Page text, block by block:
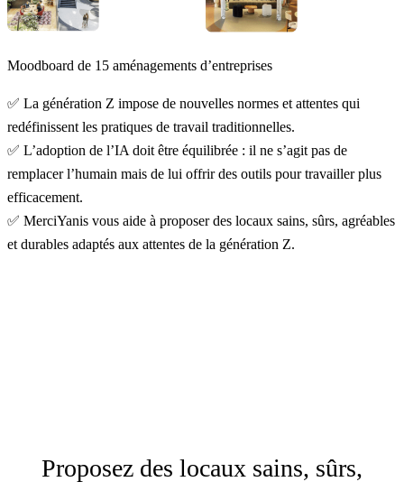
Moodboard de 15 aménagements d’entreprises
✅ La génération Z impose de nouvelles normes et attentes qui
redéfinissent les pratiques de travail traditionnelles.
✅ L’adoption de l’IA doit être équilibrée : il ne s’agit pas de
remplacer l’humain mais de lui offrir des outils pour travailler plus
efficacement.
✅ MerciYanis vous aide à proposer des locaux sains, sûrs, agréables
et durables adaptés aux attentes de la génération Z.
Proposez des locaux sains, sûrs,